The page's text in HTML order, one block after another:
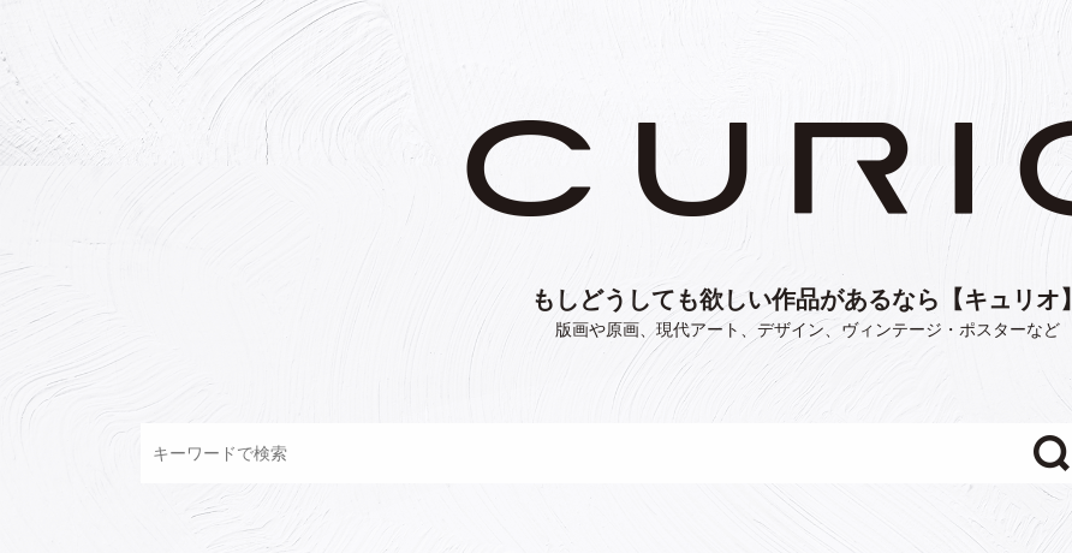
テ
ツ
へ
もしどうしても欲しい作品があるなら【キュリオ】
版画や原画、現代アート、デザイン、ヴィンテージ・ポスターなど